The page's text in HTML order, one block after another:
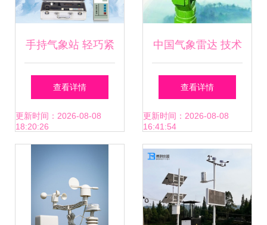
手持气象站 轻巧紧
凑的便携气象监测
利器
查看详情
更新时间：2026-08-08
18:20:26
中国气象雷达 技术
演进与气象仪器的
核心力量
查看详情
更新时间：2026-08-08
16:41:54